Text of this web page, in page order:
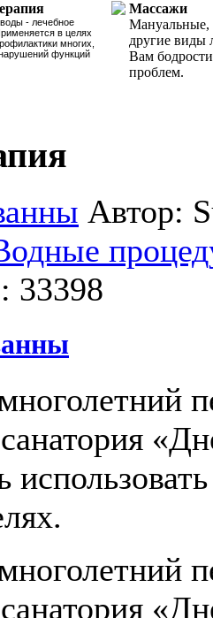
- лечебное
в целях
многих,
функций
Массажи
Мануальные,
другие виды
Вам
проблем.
Автор:
33398